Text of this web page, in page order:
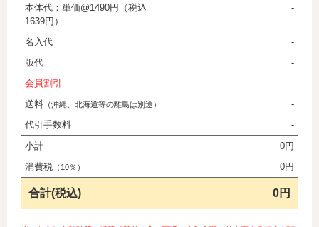
本体代：単価@1490円（税込
1639円）
-
名入代
-
版代
-
会員割引
-
送料 （沖縄、北海道等の離島は別途）
-
代引手数料
-
小計
0円
消費税 （10％） 0円
合計(税込) 0円